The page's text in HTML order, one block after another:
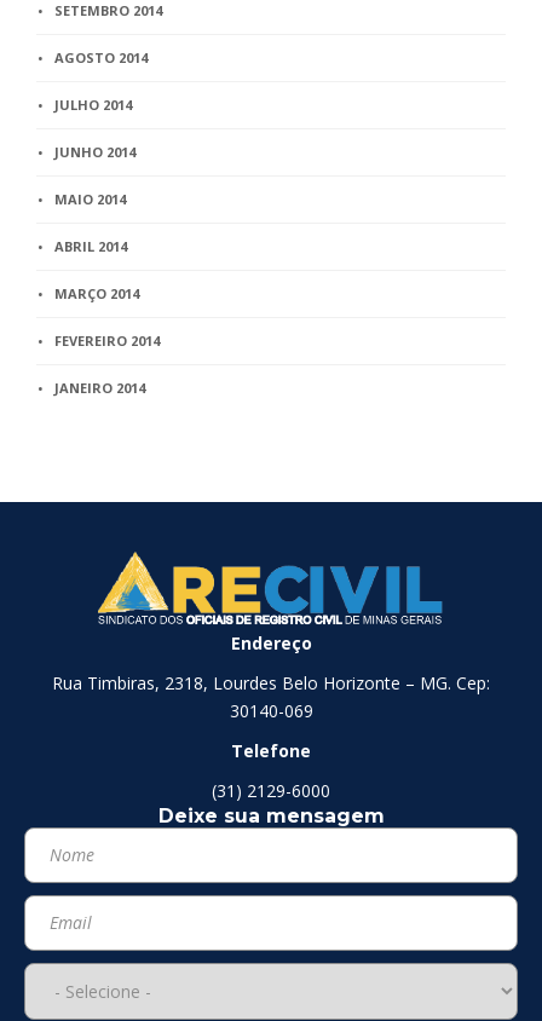
SETEMBRO 2014
AGOSTO 2014
JULHO 2014
JUNHO 2014
MAIO 2014
ABRIL 2014
MARÇO 2014
FEVEREIRO 2014
JANEIRO 2014
Endereço
Rua Timbiras, 2318, Lourdes Belo Horizonte – MG. Cep:
30140-069
Telefone
(31) 2129-6000
Deixe sua mensagem